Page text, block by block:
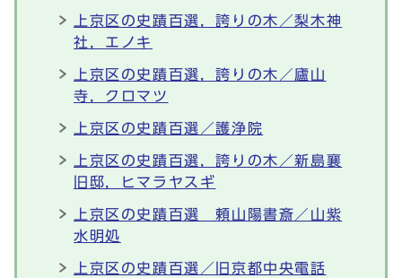
上京区の史蹟百選，誇りの木／梨木神
社，エノキ
上京区の史蹟百選，誇りの木／廬山
寺，クロマツ
上京区の史蹟百選／護浄院
上京区の史蹟百選，誇りの木／新島襄
旧邸，ヒマラヤスギ
上京区の史蹟百選 頼山陽書斎／山紫
水明処
上京区の史蹟百選／旧京都中央電話